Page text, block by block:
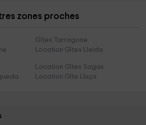
zones proches
Gîtes Tarragone
Location Gîtes Lleida
Location Gîtes Sagas
Location Gîte Lluça